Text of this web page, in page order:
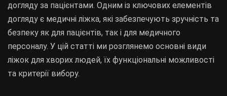
догляду за пацієнтами. Одним із ключових елементів
догляду є медичні ліжка, які забезпечують зручність та
безпеку як для пацієнтів, так і для медичного
персоналу. У цій статті ми розглянемо основні види
ліжок для хворих людей, їх функціональні можливості
та критерії вибору.